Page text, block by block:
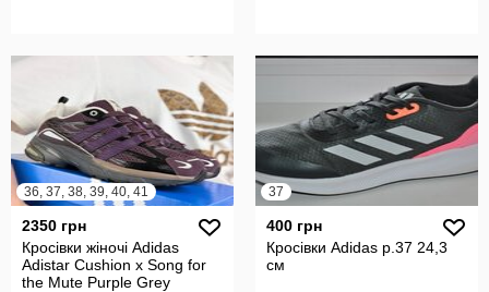
36, 37, 38, 39, 40, 41
2350 грн
Кросівки жіночі Adidas
Adistar Cushion x Song for
the Mute Purple Grey
37
400 грн
Кросівки Adidas р.37 24,3
см